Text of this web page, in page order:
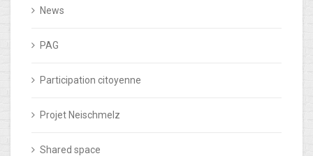
News
PAG
Participation citoyenne
Projet Neischmelz
Shared space